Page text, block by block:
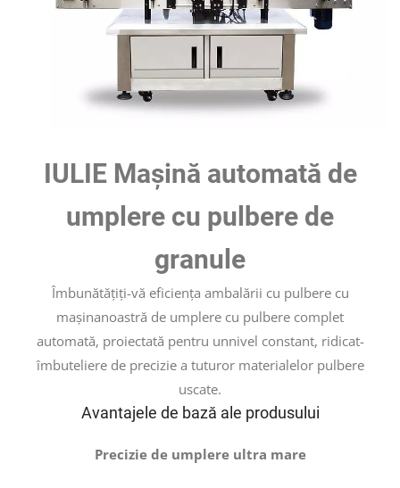
IULIE Mașină automată de
umplere cu pulbere de
granule
Îmbunătățiți-vă eficiența ambalării cu pulbere cu
mașinanoastră de umplere cu pulbere complet
automată, proiectată pentru unnivel constant, ridicat-
îmbuteliere de precizie a tuturor materialelor pulbere
uscate.
Avantajele de bază ale produsului
Precizie de umplere ultra mare